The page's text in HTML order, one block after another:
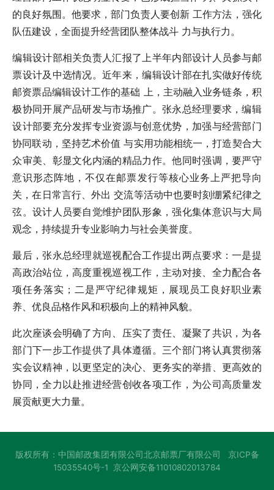
的良好氛围。他要求，部门负责人要创新 工作方法，强化
队伍建设，全面提升经营团队整体战斗 力与执行力。
编辑设计部相关负责人汇报了上半年内部设计人员参与邮
票设计及中选情况。近年来，编辑设计部在扎实做好传统
邮资票品编辑设计工作的基础 上，主动融入业务链条，积
极协同开展产品研发与市场推广。张永总经理要求，编辑
设计部要充分发挥专业资源与创意优势，加强与经营部门
协同联动，坚持艺术价值 与实用功能相统一，打造契合大
众审美、彰显文化内涵的精品力作。他同时强调，要严守
意识形态阵地，不仅在邮票发行等核心业务上严把导向
关，在日常言行、外出 交流等活动中也要时刻绷紧纪律之
弦。设计人员要自觉维护团队形象，强化集体意识与大局
观念，持续提升专业影响力与社会美誉度。
最后，张永总经理就巡视配合工作提出两点要求：一是提
高政治站位，高度重视巡视工作，主动对接、全力配合各
项任务落实；二是严守纪律规矩，展现员工良好职业素
养、优良品格作风和积极向上的精神风貌。
此次座谈会明确了方向、压实了责任、凝聚了共识，为各
部门下一步工作提供了具体遵循。三个部门将认真贯彻落
实会议精神，以更坚定的决心、更务实的举措、 更高效的
协同，全力以赴推进经营创收各项工作，为公司高质量发
展贡献更大力量。
版权所有：中国邮政集团有限公司北京邮票厂有限公司 京ICP备
15035540号-1 京公网安备11010802013784